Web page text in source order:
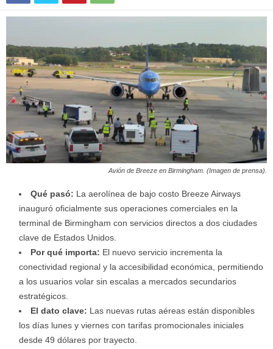
Avión de Breeze en Birmingham. (Imagen de prensa).
Qué pasó: La aerolínea de bajo costo Breeze Airways
inauguró oficialmente sus operaciones comerciales en la
terminal de Birmingham con servicios directos a dos ciudades
clave de Estados Unidos.
Por qué importa: El nuevo servicio incrementa la
conectividad regional y la accesibilidad económica, permitiendo
a los usuarios volar sin escalas a mercados secundarios
estratégicos.
El dato clave: Las nuevas rutas aéreas están disponibles
los días lunes y viernes con tarifas promocionales iniciales
desde 49 dólares por trayecto.